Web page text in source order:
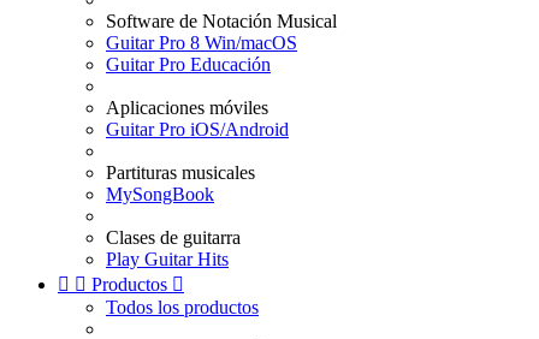
Software de Notación Musical
Guitar Pro 8 Win/macOS
Guitar Pro Educación
Aplicaciones móviles
Guitar Pro iOS/Android
Partituras musicales
MySongBook
Clases de guitarra
Play Guitar Hits
  Productos 
Todos los productos